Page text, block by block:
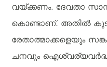
വയ്ക്കണം. ദേവതാ
കൊണ്ടാണ്. അതിൽ
രേതാത്മാക്കളെയും
ചനവും